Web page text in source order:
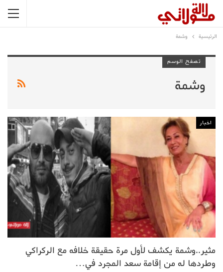
الرئيسية وشمة
تصفح الوسم
وشمة
اخبار
مثير..وشمة يكشف لأول مرة حقيقة خلافه مع الركراكي
وطردها له من إقامة سعد المجرد في…